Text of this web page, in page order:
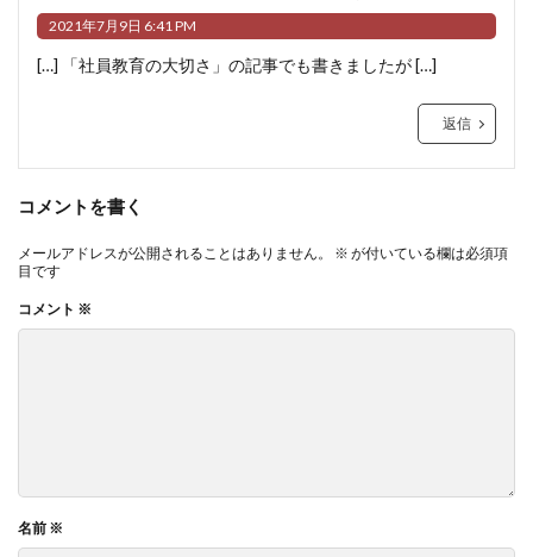
2021年7月9日 6:41 PM
[…] 「社員教育の大切さ」の記事でも書きましたが […]
返信
コメントを書く
メールアドレスが公開されることはありません。 ※ が付いている欄は必須項
目です
コメント ※
名前 ※